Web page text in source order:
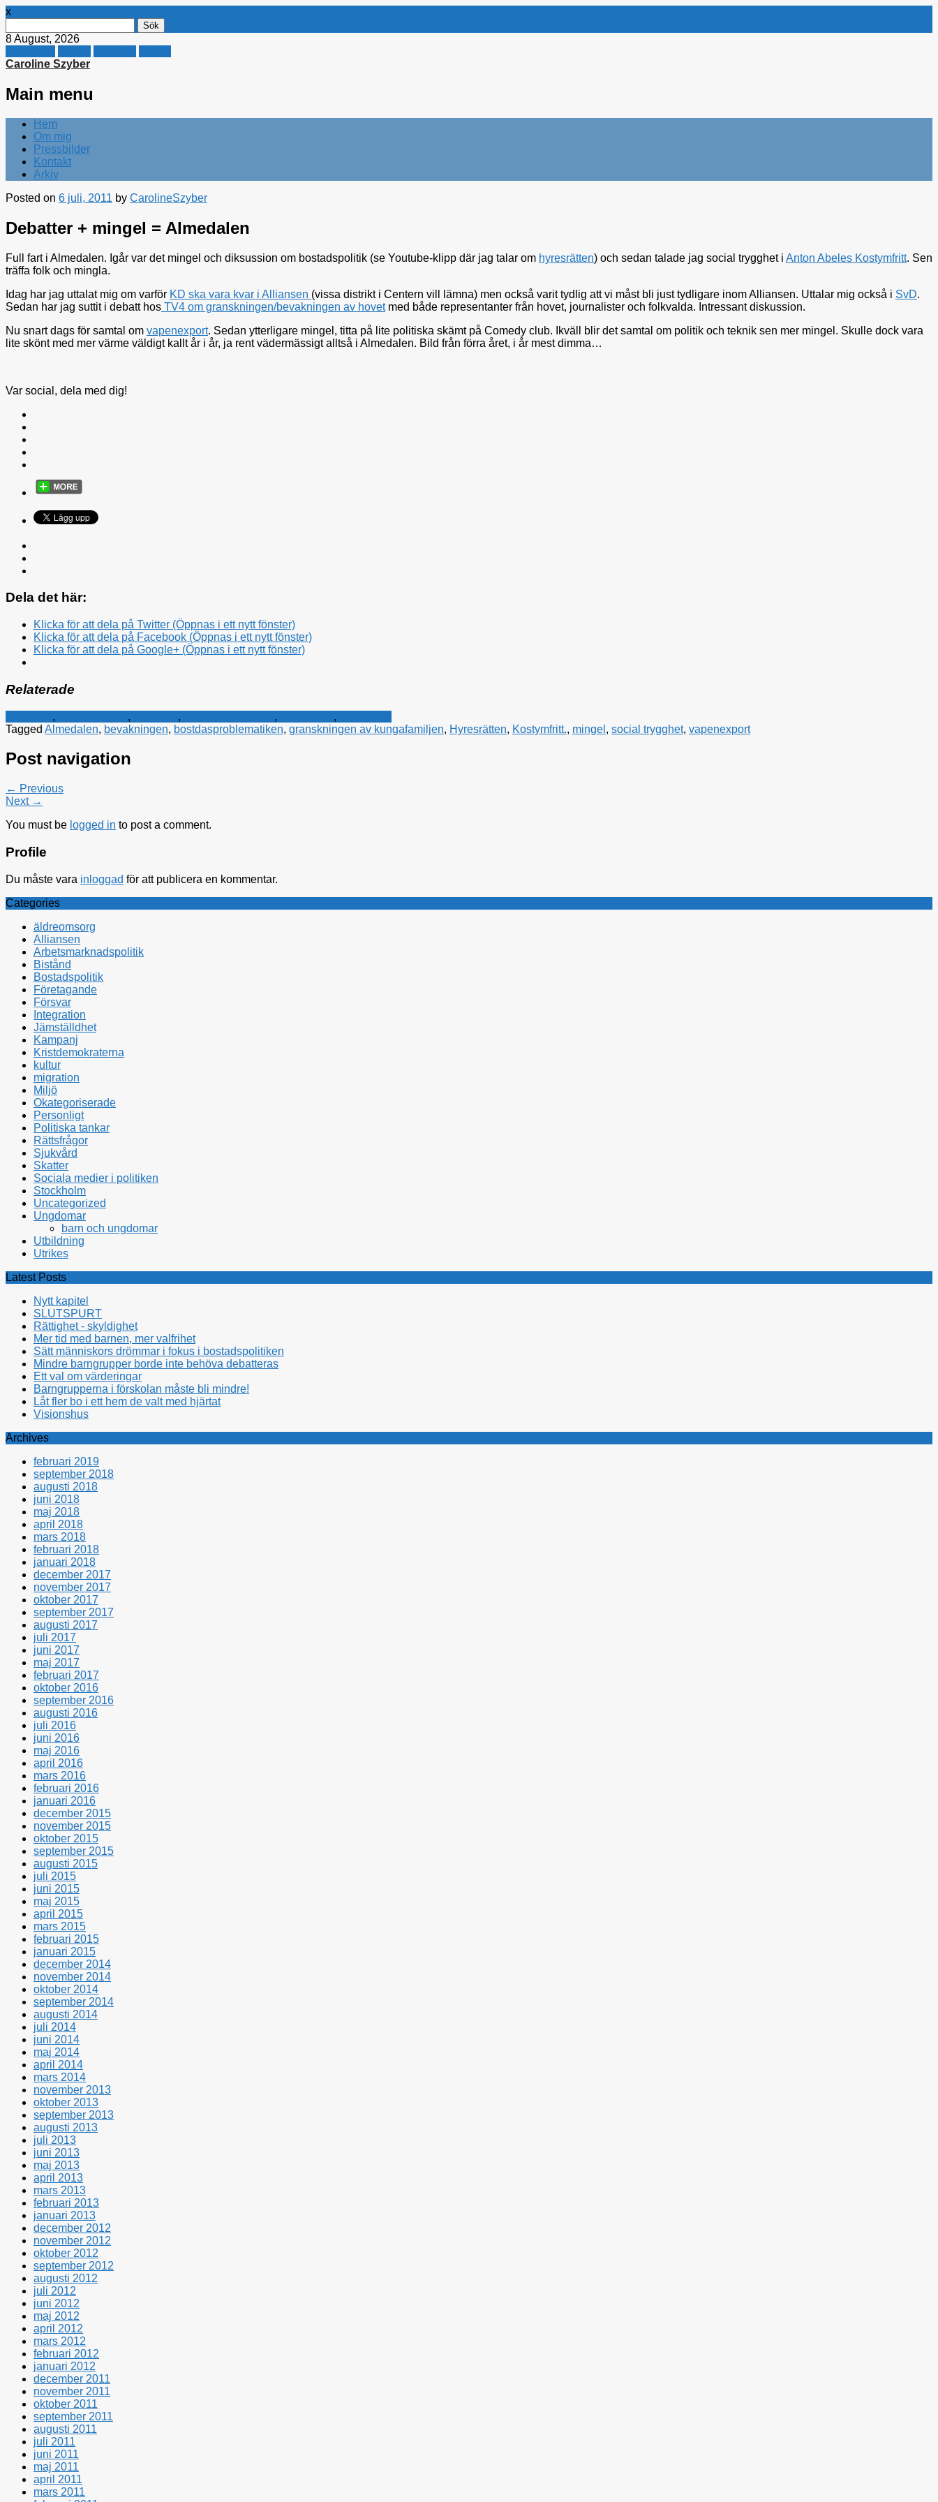
x
efter:
8 August, 2026
Caroline Szyber
Main menu
Skip
content
Hem
Om mig
Pressbilder
Kontakt
Arkiv
Posted on 6 juli, 2011 by CarolineSzyber
Debatter + mingel = Almedalen
Full fart i Almedalen. Igår var det mingel och diksussion om bostadspolitik (se Youtube-klipp där jag talar om hyresrätten) och sedan talade jag social trygghet i Anton Abeles Kostymfritt. Sen
träffa folk och mingla.
Idag har jag uttalat mig om varför KD ska vara kvar i Alliansen (vissa distrikt i Centern vill lämna) men också varit tydlig att vi måst bli just tydligare inom Alliansen. Uttalar mig också i SvD.
Sedan har jag suttit i debatt hos TV4 om granskningen/bevakningen av hovetmed både representanter från hovet, journalister och folkvalda. Intressant diskussion.
Nu snart dags för samtal om vapenexport. Sedan ytterligare mingel, titta på lite politiska skämt på Comedy club. Ikväll blir det samtal om politik och teknik sen mer mingel. Skulle dock vara
lite skönt med mer värme väldigt kallt år i år, ja rent vädermässigt alltså i Almedalen. Bild från förra året, i år mest dimma…
Var social, dela med dig!
Dela det här:
Klicka för att dela på Twitter (Öppnas i ett nytt fönster)
Klicka för att dela på Facebook (Öppnas i ett nytt fönster)
Klicka för att dela på Google+ (Öppnas i ett nytt fönster)
Relaterade
, , , , ,
Tagged Almedalen, bevakningen, bostdasproblematiken, granskningen av kungafamiljen, Hyresrätten, Kostymfritt., mingel , social trygghet, vapenexport
Post navigation
← Previous
Next →
You must be logged in to post a comment.
Profile
Du måste vara inloggad för att publicera en kommentar.
Categories
äldreomsorg
Alliansen
Arbetsmarknadspolitik
Bistånd
Bostadspolitik
Företagande
Försvar
Integration
Jämställdhet
Kampanj
Kristdemokraterna
kultur
migration
Miljö
Okategoriserade
Personligt
Politiska tankar
Rättsfrågor
Sjukvård
Skatter
Sociala medier i politiken
Stockholm
Uncategorized
Ungdomar
barn och ungdomar
Utbildning
Utrikes
Latest Posts
Nytt kapitel
SLUTSPURT
Rättighet - skyldighet
Mer tid med barnen, mer valfrihet
Sätt människors drömmar i fokus i bostadspolitiken
Mindre barngrupper borde inte behöva debatteras
Ett val om värderingar
Barngrupperna i förskolan måste bli mindre!
Låt fler bo i ett hem de valt med hjärtat
Visionshus
Archives
februari 2019
september 2018
augusti 2018
juni 2018
maj 2018
april 2018
mars 2018
februari 2018
januari 2018
december 2017
november 2017
oktober 2017
september 2017
augusti 2017
juli 2017
juni 2017
maj 2017
februari 2017
oktober 2016
september 2016
augusti 2016
juli 2016
juni 2016
maj 2016
april 2016
mars 2016
februari 2016
januari 2016
december 2015
november 2015
oktober 2015
september 2015
augusti 2015
juli 2015
juni 2015
maj 2015
april 2015
mars 2015
februari 2015
januari 2015
december 2014
november 2014
oktober 2014
september 2014
augusti 2014
juli 2014
juni 2014
maj 2014
april 2014
mars 2014
november 2013
oktober 2013
september 2013
augusti 2013
juli 2013
juni 2013
maj 2013
april 2013
mars 2013
februari 2013
januari 2013
december 2012
november 2012
oktober 2012
september 2012
augusti 2012
juli 2012
juni 2012
maj 2012
april 2012
mars 2012
februari 2012
januari 2012
december 2011
november 2011
oktober 2011
september 2011
augusti 2011
juli 2011
juni 2011
maj 2011
april 2011
mars 2011